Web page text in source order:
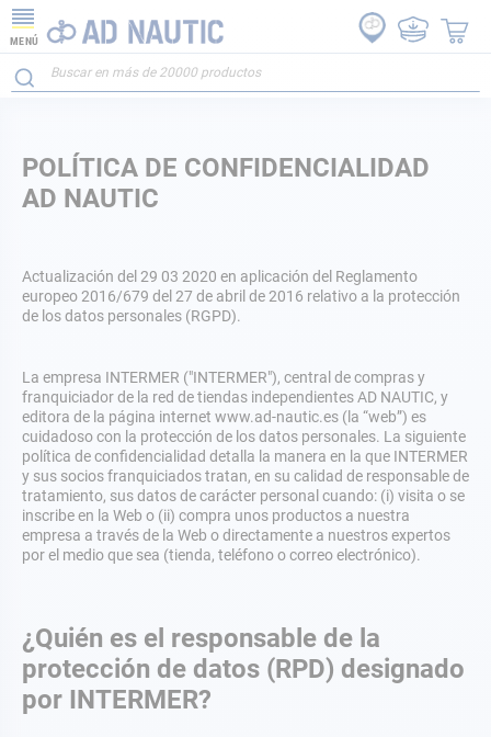
MENÚ
POLÍTICA DE CONFIDENCIALIDAD
AD NAUTIC
Actualización del 29 03 2020 en aplicación del Reglamento
europeo 2016/679 del 27 de abril de 2016 relativo a la protección
de los datos personales (RGPD).
La empresa INTERMER ("INTERMER"), central de compras y
franquiciador de la red de tiendas independientes AD NAUTIC, y
editora de la página internet www.ad-nautic.es (la “web”) es
cuidadoso con la protección de los datos personales. La siguiente
política de confidencialidad detalla la manera en la que INTERMER
y sus socios franquiciados tratan, en su calidad de responsable de
tratamiento, sus datos de carácter personal cuando: (i) visita o se
inscribe en la Web o (ii) compra unos productos a nuestra
empresa a través de la Web o directamente a nuestros expertos
por el medio que sea (tienda, teléfono o correo electrónico).
¿Quién es el responsable de la
protección de datos (RPD) designado
por INTERMER?